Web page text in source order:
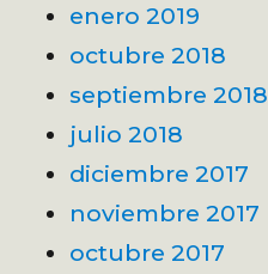
enero 2019
octubre 2018
septiembre 2018
julio 2018
diciembre 2017
noviembre 2017
octubre 2017